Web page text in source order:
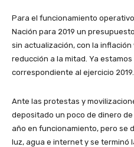
Para el funcionamiento
Nación para 2019 un
sin actualización, con la
reducción a la mitad. Ya
correspondiente al ejercicio 2019.
Ante las protestas y
depositado un poco de dinero
año en funcionamiento, pero se
luz, agua e internet y se terminó